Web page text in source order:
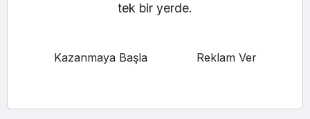
tek bir yerde.
Kazanmaya Başla Reklam Ver